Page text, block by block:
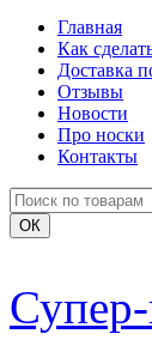
Главная
Как
Доставка
Отзывы
Новости
Про носки
Контакты